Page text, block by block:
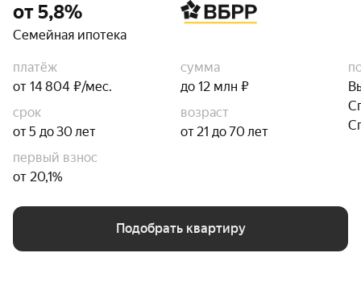
от 5,8%
Семейная ипотека
платёж
от 14 804 ₽/мес.
сумма
до 12 млн ₽
срок
от 5 до 30 лет
возраст
от 21 до 70 лет
первый взнос
от 20,1%
Подобрать квартиру